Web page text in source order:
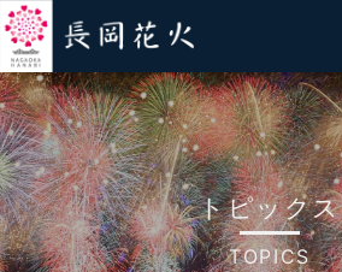
トピックス
TOPICS